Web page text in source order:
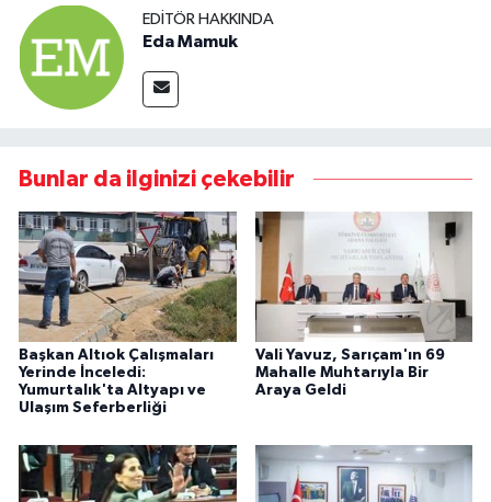
EDITÖR HAKKINDA
Eda Mamuk
Bunlar da ilginizi çekebilir
Başkan Altıok Çalışmaları
Yerinde İnceledi:
Yumurtalık'ta Altyapı ve
Ulaşım Seferberliği
Vali Yavuz, Sarıçam'ın 69
Mahalle Muhtarıyla Bir
Araya Geldi